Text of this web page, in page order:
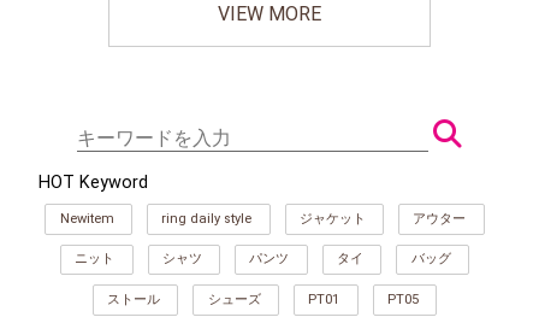
VIEW MORE
HOT Keyword
Newitem ring daily style ジャケット アウター
ニット シャツ パンツ タイ バッグ
ストール シューズ PT01 PT05